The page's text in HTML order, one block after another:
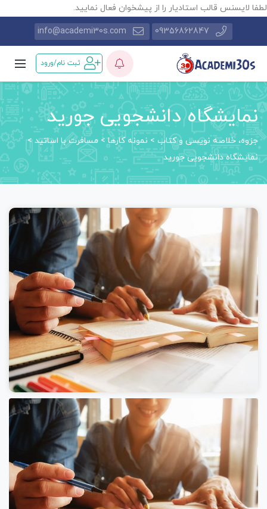
لطفا لایسنس قالب استادیار را از پیشخوان فعال نمایید.
09356862847
info@academi30s.com
ثبت نام/ورود
نمایشگاه دانشجویی جورید
جزوه، خلاصه نویسی و کتاب> نمونه کارها> مسافرت با اساتید>
نمایشگاه دانشجویی جورید